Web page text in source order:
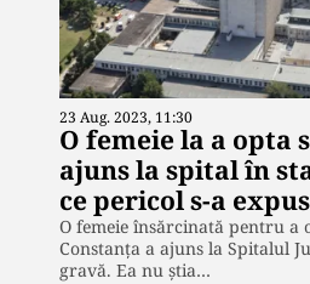
23 Aug. 2023, 11:30
O femeie la a opta
ajuns la spital în
ce pericol s-a
O femeie însărcinată pentru a
Constanța a ajuns la Spitalul
gravă. Ea nu știa…